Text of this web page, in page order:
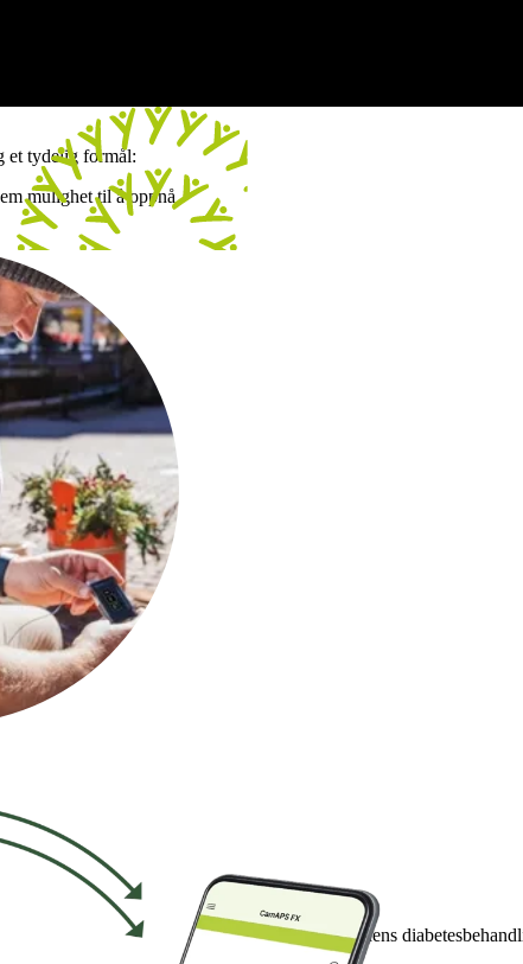
et tydelig formål:
mulighet til å oppnå
myLoop
Framtidens